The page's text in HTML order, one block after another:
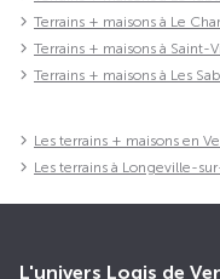
Terrains + maisons à Le
Terrains + maisons à Saint-
Terrains + maisons à Les
Les terrains + maisons en
Les terrains à Longeville-
L'univers Logis de